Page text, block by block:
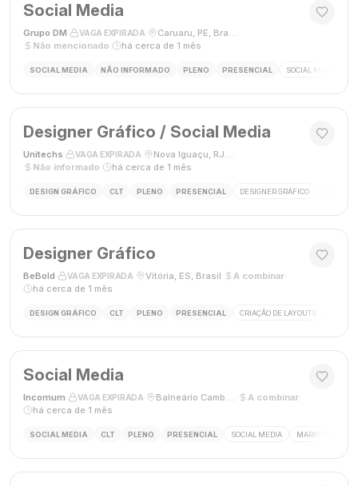
Social Media
Grupo DM VAGA EXPIRADA Caruaru, PE, Brasil
Não mencionado
há cerca de 1 mês
SOCIAL MEDIA NÃO INFORMADO PLENO PRESENCIAL SOCIAL MEDIA
Designer Gráfico / Social Media
Unitechs VAGA EXPIRADA Nova Iguaçu, RJ, Brasil
Não informado
há cerca de 1 mês
DESIGN GRÁFICO CLT PLENO PRESENCIAL DESIGNER GRÁFICO
Designer Gráfico
BeBold VAGA EXPIRADA Vitória, ES, Brasil A combinar·
há cerca de 1 mês
DESIGN GRÁFICO CLT PLENO PRESENCIAL CRIAÇÃO DE LAYOUTS
Social Media
Incomum VAGA EXPIRADA Balneário Camboriú, SC A combinar·
há cerca de 1 mês
SOCIAL MEDIA CLT PLENO PRESENCIAL SOCIAL MEDIA MARKETING